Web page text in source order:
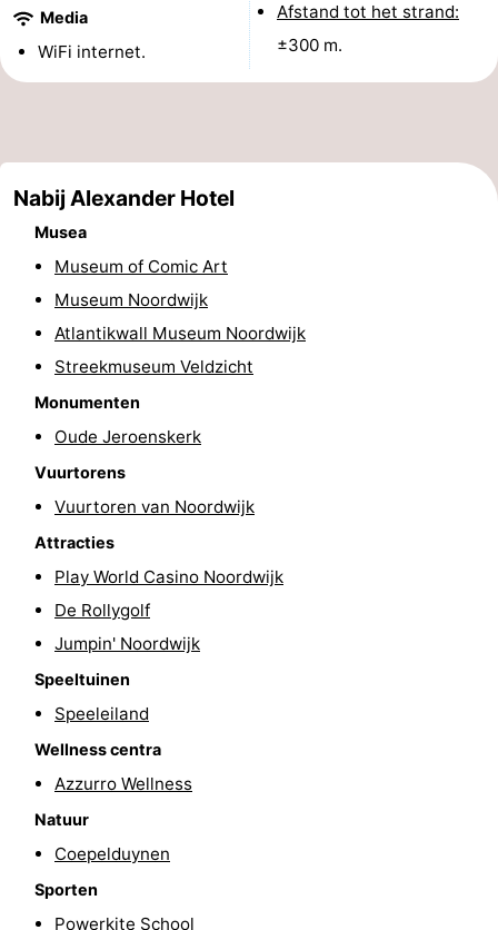
Monumenten
-
Uitkijkpunten
Attracties
Rondvaarten
-
Speeltuinen
-
Binnenspeeltuinen
Experiences
Wellness
centra
Dorpen
Steden
Natuur
Sporten
Fietsen
Paardrijden
Golfbanen
Surfen
Eten
drinken
Evenementen
Praktisch
Media
WiFi internet.
Afstand tot het strand:
±300 m.
Nabij Alexander Hotel
Musea
Museum of Comic Art
Museum Noordwijk
Atlantikwall Museum Noordwijk
Streekmuseum Veldzicht
Monumenten
Oude Jeroenskerk
Vuurtorens
Vuurtoren van Noordwijk
Attracties
Play World Casino Noordwijk
De Rollygolf
Jumpin' Noordwijk
Speeltuinen
Speeleiland
Wellness centra
Azzurro Wellness
Natuur
Coepelduynen
Sporten
Powerkite School